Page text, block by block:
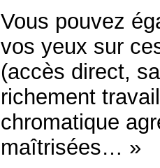
Vous pouvez
vos yeux sur
(accès direct,
richement
chromatique
maîtrisées… »